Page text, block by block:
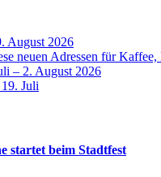
August 2026
neuen Adressen für Kaffee,
– 2. August 2026
Juli
startet beim Stadtfest